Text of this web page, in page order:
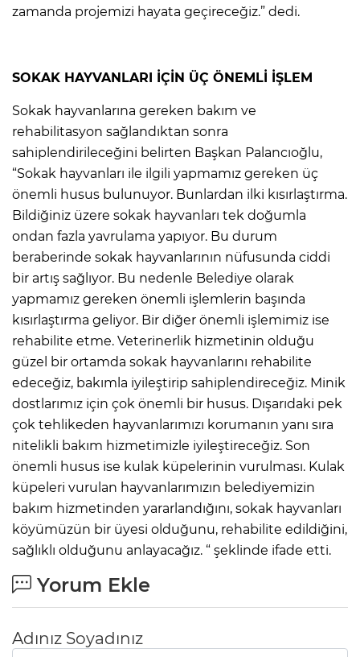
zamanda projemizi hayata geçireceğiz.” dedi.
SOKAK HAYVANLARI İÇİN ÜÇ ÖNEMLİ İŞLEM
Sokak hayvanlarına gereken bakım ve
rehabilitasyon sağlandıktan sonra
sahiplendirileceğini belirten Başkan Palancıoğlu,
“Sokak hayvanları ile ilgili yapmamız gereken üç
önemli husus bulunuyor. Bunlardan ilki kısırlaştırma.
Bildiğiniz üzere sokak hayvanları tek doğumla
ondan fazla yavrulama yapıyor. Bu durum
beraberinde sokak hayvanlarının nüfusunda ciddi
bir artış sağlıyor. Bu nedenle Belediye olarak
yapmamız gereken önemli işlemlerin başında
kısırlaştırma geliyor. Bir diğer önemli işlemimiz ise
rehabilite etme. Veterinerlik hizmetinin olduğu
güzel bir ortamda sokak hayvanlarını rehabilite
edeceğiz, bakımla iyileştirip sahiplendireceğiz. Minik
dostlarımız için çok önemli bir husus. Dışarıdaki pek
çok tehlikeden hayvanlarımızı korumanın yanı sıra
nitelikli bakım hizmetimizle iyileştireceğiz. Son
önemli husus ise kulak küpelerinin vurulması. Kulak
küpeleri vurulan hayvanlarımızın belediyemizin
bakım hizmetinden yararlandığını, sokak hayvanları
köyümüzün bir üyesi olduğunu, rehabilite edildiğini,
sağlıklı olduğunu anlayacağız. “ şeklinde ifade etti.
Yorum Ekle
Adınız Soyadınız